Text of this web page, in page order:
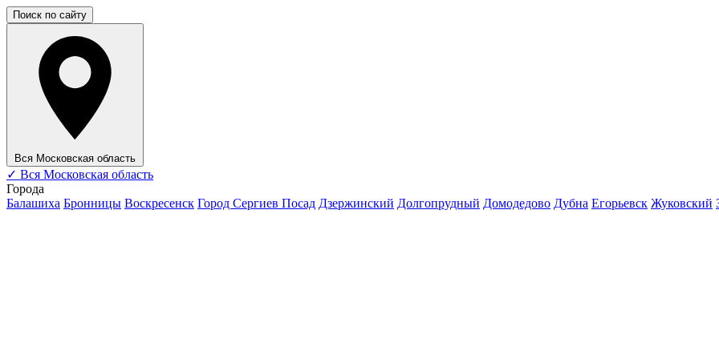
Поиск по сайту
Вся Московская область
✓ Вся Московская область
Города
Балашиха Бронницы Воскресенск Город Сергиев Посад Дзержинский Долгопрудный Домодедово Дубна Егорьевск Жуковский